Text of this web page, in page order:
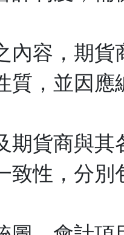
內容，期貨
質，並因應
期貨商與其
致性，分別